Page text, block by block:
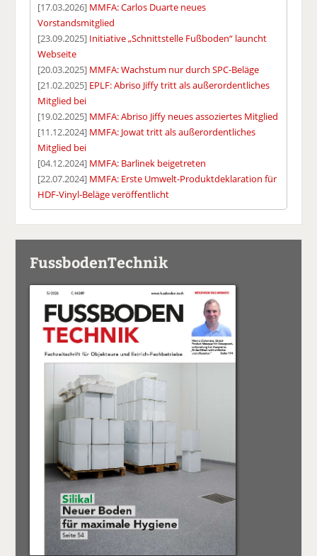
[17.03.2026] MMFA: Carlos Duarte neues
Vorstandsmitglied
[23.09.2025] Initiative „Schnittstelle Fußboden“ launcht
Webseite
[20.03.2025] MMFA: Wachstum nur durch SPC-Beläge
[21.02.2025] EPLF: Abriso Jiffy tritt als außerordentliches
Mitglied bei
[19.02.2025] MMFA: Abriso Jiffy neues assoziertes Mitglied
[11.12.2024] MMFA: Jowat tritt als außerordentliches
Mitglied bei
[04.12.2024] MMFA: Barlinek beigetreten
[22.07.2024] MMFA: Erste Umwelt-Produktdeklaration für
HDF-Vinyl-Beläge veröffentlicht
FussbodenTechnik